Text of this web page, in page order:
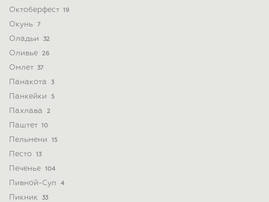
Октоберфест 19
Окунь 7
Оладьи 32
Оливье 26
Омлет 37
Панакота 3
Панкейки 5
Пахлава 2
Паштет 10
Пельмени 15
Песто 13
Печенье 104
Пивной-Суп 4
Пикник 33